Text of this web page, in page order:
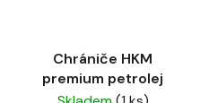
Chrániče HKM
premium petrolej